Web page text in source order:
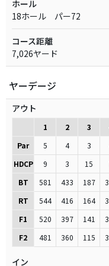
ホール
18ホール パー72
コース距離
7,026ヤード
ヤーデージ
アウト
1 2 3
Par
5 4 3
HDCP
9 3 15
BT
581 433 187
RT
544 416 164
F1
520 397 141
F2
481 360 115
イン